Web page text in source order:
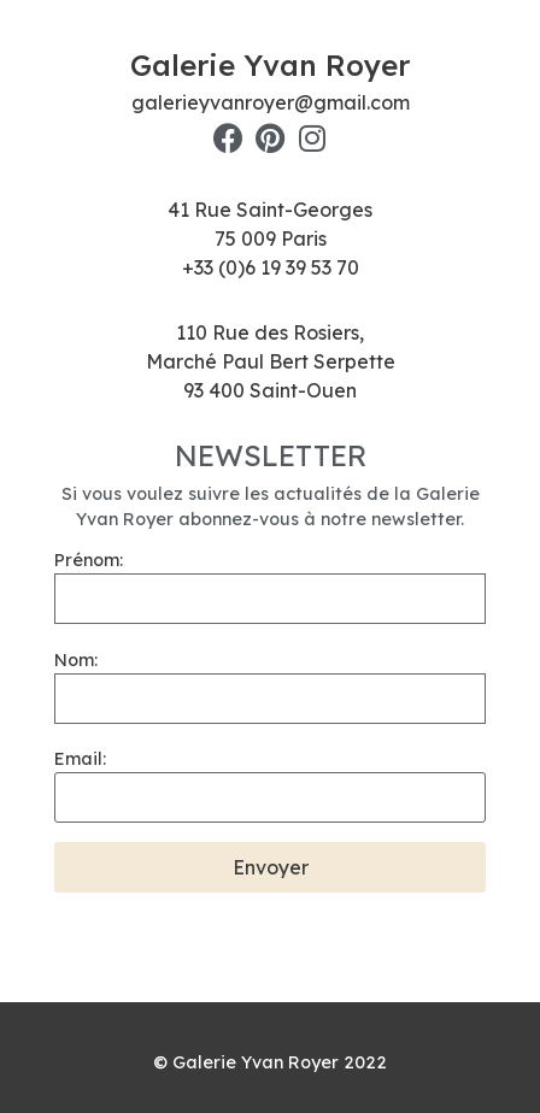
Galerie Yvan Royer
galerieyvanroyer@gmail.com
41 Rue Saint-Georges
75 009 Paris
+33 (0)6 19 39 53 70
110 Rue des Rosiers,
Marché Paul Bert Serpette
93 400 Saint-Ouen
NEWSLETTER
Si vous voulez suivre les actualités de la Galerie
Yvan Royer abonnez-vous à notre newsletter.
Prénom:
Nom:
Email:
© Galerie Yvan Royer 2022